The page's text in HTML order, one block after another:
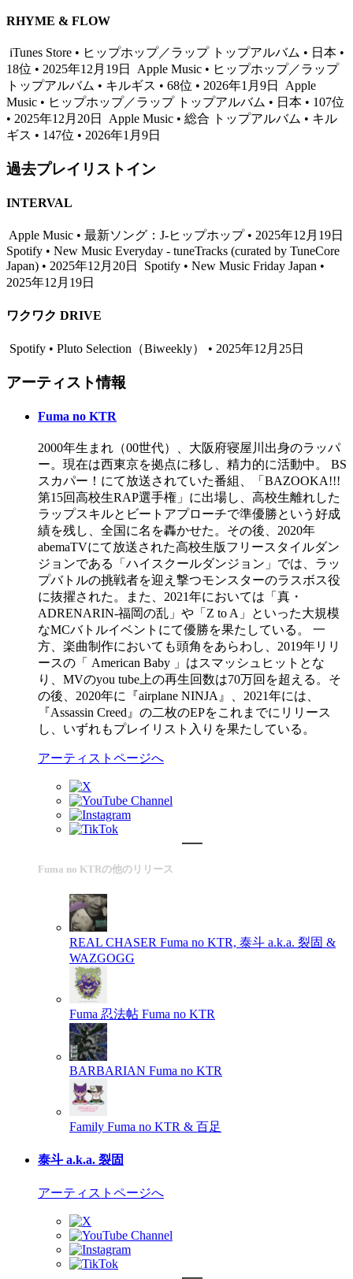
RHYME & FLOW
iTunes Store • ヒップホップ／ラップ トップアルバム • 日本 •
18位 • 2025年12月19日
Apple Music • ヒップホップ／ラップ
トップアルバム • キルギス • 68位 • 2026年1月9日
Apple
Music • ヒップホップ／ラップ トップアルバム • 日本 • 107位
• 2025年12月20日
Apple Music • 総合 トップアルバム • キル
ギス • 147位 • 2026年1月9日
過去プレイリストイン
INTERVAL
Apple Music • 最新ソング：J-ヒップホップ • 2025年12月19日
Spotify • New Music Everyday - tuneTracks (curated by TuneCore
Japan) • 2025年12月20日
Spotify • New Music Friday Japan •
2025年12月19日
ワクワク DRIVE
Spotify • Pluto Selection（Biweekly） • 2025年12月25日
アーティスト情報
Fuma no KTR
2000年生まれ（00世代）、大阪府寝屋川出身のラッパ
ー。現在は西東京を拠点に移し、精力的に活動中。 BS
スカパー！にて放送されていた番組、「BAZOOKA!!!
第15回高校生RAP選手権」に出場し、高校生離れした
ラップスキルとビートアプローチで準優勝という好成
績を残し、全国に名を轟かせた。その後、2020年
abemaTVにて放送された高校生版フリースタイルダン
ジョンである「ハイスクールダンジョン」では、ラッ
プバトルの挑戦者を迎え撃つモンスターのラスボス役
に抜擢された。また、2021年においては「真・
ADRENARIN-福岡の乱」や「Z to A」といった大規模
なMCバトルイベントにて優勝を果たしている。 一
方、楽曲制作においても頭角をあらわし、2019年リリ
ースの「 American Baby 」はスマッシュヒットとな
り、MVのyou tube上の再生回数は70万回を超える。そ
の後、2020年に『airplane NINJA』、2021年には、
『Assassin Creed』の二枚のEPをこれまでにリリース
し、いずれもプレイリスト入りを果たしている。
アーティストページへ
Fuma no KTRの他のリリース
REAL CHASER Fuma no KTR, 泰斗 a.k.a. 裂固 &
WAZGOGG
Fuma 忍法帖 Fuma no KTR
BARBARIAN Fuma no KTR
Family Fuma no KTR & 百足
泰斗 a.k.a. 裂固
アーティストページへ